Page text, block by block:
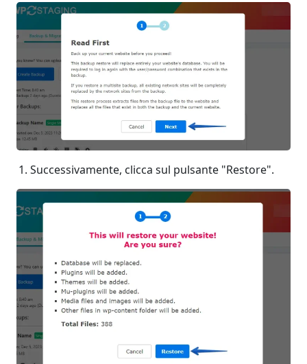
Successivamente, clicca sul pulsante "Restore".